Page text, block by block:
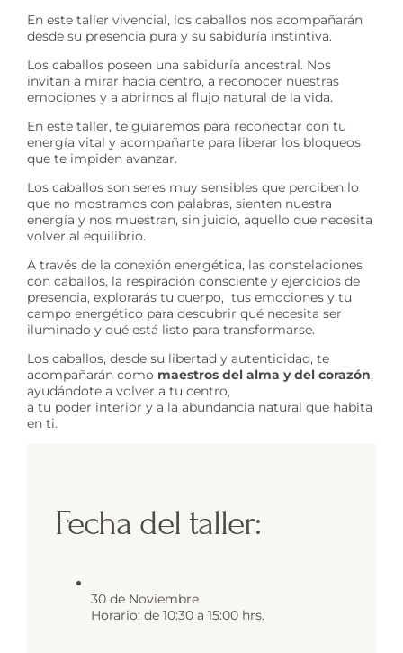
En este taller vivencial, los caballos nos acompañarán
desde su presencia pura y su sabiduría instintiva.
Los caballos poseen una sabiduría ancestral. Nos
invitan a mirar hacia dentro, a reconocer nuestras
emociones y a abrirnos al flujo natural de la vida.
En este taller, te guiaremos para reconectar con tu
energía vital y acompañarte para liberar los bloqueos
que te impiden avanzar.
Los caballos son seres muy sensibles que perciben lo
que no mostramos con palabras, sienten nuestra
energía y nos muestran, sin juicio, aquello que necesita
volver al equilibrio.
A través de la conexión energética, las constelaciones
con caballos, la respiración consciente y ejercicios de
presencia, explorarás tu cuerpo, tus emociones y tu
campo energético para descubrir qué necesita ser
iluminado y qué está listo para transformarse.
Los caballos, desde su libertad y autenticidad, te
acompañarán como maestros del alma y del corazón,
ayudándote a volver a tu centro,
a tu poder interior y a la abundancia natural que habita
en ti.
Fecha del taller:
30 de Noviembre
Horario: de 10:30 a 15:00 hrs.